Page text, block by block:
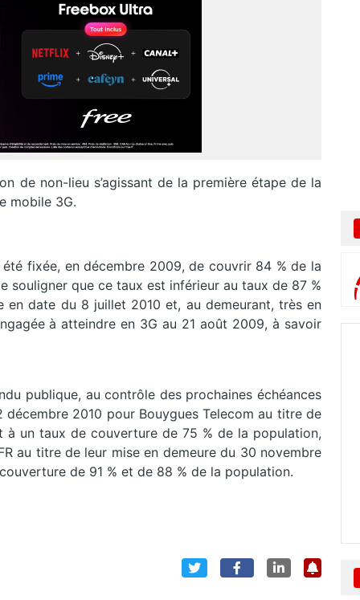
de non-lieu s’agissant de la première étape de la
mobile 3G.
fixée, en décembre 2009, de couvrir 84 % de la
que ce taux est inférieur au taux de 87 %
en date du 8 juillet 2010 et, au demeurant, très en
à atteindre en 3G au 21 août 2009, à savoir
publique, au contrôle des prochaines échéances
2010 pour Bouygues Telecom au titre de
un taux de couverture de 75 % de la population,
au titre de leur mise en demeure du 30 novembre
de 91 % et de 88 % de la population.